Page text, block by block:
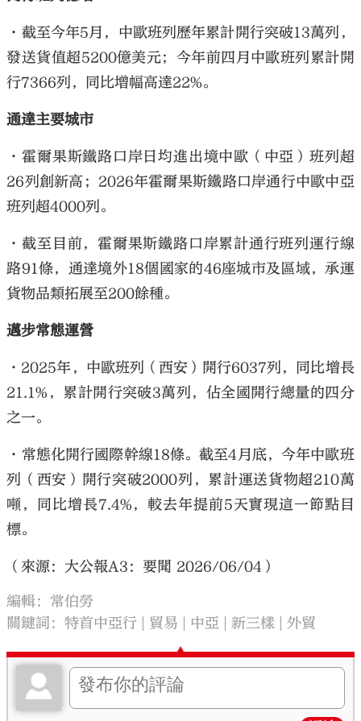
•截至今年5月，中歐班列歷年累計開行突破13萬列，
發送貨值超5200億美元；今年前四月中歐班列累計開
行7366列，同比增幅高達22%。
通達主要城市
•霍爾果斯鐵路口岸日均進出境中歐（中亞）班列超
26列創新高；2026年霍爾果斯鐵路口岸通行中歐中亞
班列超4000列。
•截至目前，霍爾果斯鐵路口岸累計通行班列運行線
路91條，通達境外18個國家的46座城市及區域，承運
貨物品類拓展至200餘種。
邁步常態運營
•2025年，中歐班列（西安）開行6037列，同比增長
21.1%，累計開行突破3萬列，佔全國開行總量的四分
之一。
•常態化開行國際幹線18條。截至4月底，今年中歐班
列（西安）開行突破2000列，累計運送貨物超210萬
噸，同比增長7.4%，較去年提前5天實現這一節點目
標。
（來源：大公報A3：要聞 2026/06/04）
編輯：常伯勞
關鍵詞：特首中亞行 貿易 中亞 新三樣 外貿